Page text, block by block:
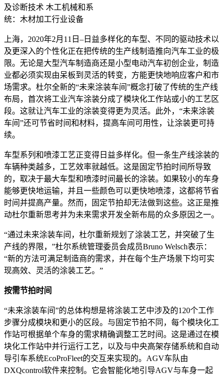
及诊断技术 木工机械和系
统：木材加工行业设备
上海，2020年2月11日–日益多样化的车型、不同的驱动技术以
及更深入的个性化正在把传统的生产线制造推向汽车工业的极
限。无论是大型汽车制造商还是小型电动汽车初创企业，制造
业都必须实现由呆板到灵活的转变，方能更快地响应客户和市
场需求。杜尔全新的“未来涂装车间”概念打破了传统的生产线
布局，首次将工业汽车涂装分成了模块化工作站或小的工艺区
段。这就让汽车工业的涂装变得更为灵活。此外，“未来涂装
车间”还可节省时间和材料，提高车间可用性，让涂装更可持
续。
车型系列和喷漆工艺正变得日益多样化。但一条生产线涂装的
车辆种类越多，工艺效率就越低。这是固定节拍时间所导致
的，取决于最大车型和喷漆时间最长的涂装。如果较小的车身
能够更快地运输，并且一些颜色可以更快地喷漆，这都将节省
时间并提高产量。然而，固定节拍却无法做到这些。这正是推
动杜尔重新思考并为未来需求开发全新布局的众多原因之一。
“通过未来涂装车间，杜尔重新规划了涂装工艺，并突破了生
产线的界限，”杜尔系统管理委员会成员Bruno Welsch表示：
“新的方法可满足制造商的需求，并在每个生产场景下均可实
现高效、灵活的涂装工艺。”
按需节拍时间
“未来涂装车间”的总体构想是将涂装工艺中涉及的120个工作
步骤分成模块和更小的区段。与固定节拍不同，每个模块化工
作站可根据单个车身的需求精确调整工艺时间。这是通过在模
块化工作站中并行运行工艺，以及与中央高架存储系统和自动
导引车系统EcoProFleet的交互来实现的。AGV车队由
DXQcontrol软件来控制。它会智能化地引导AGV与车身一起